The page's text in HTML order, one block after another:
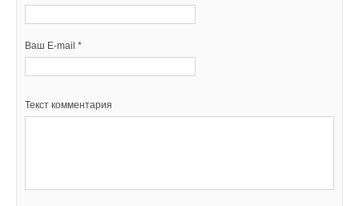
Ваш E-mail *
Текст комментария